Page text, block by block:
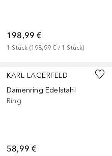
198,99 €
1 Stück (198,99 € / 1 Stück)
KARL LAGERFELD
Damenring Edelstahl
Ring
58,99 €